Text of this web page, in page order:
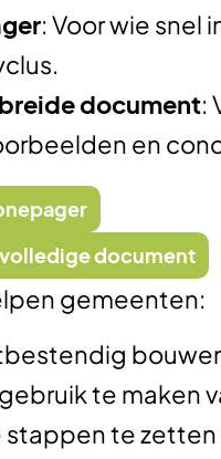
: Voor wie snel
document:
en
document
gemeenten:
te maken
te